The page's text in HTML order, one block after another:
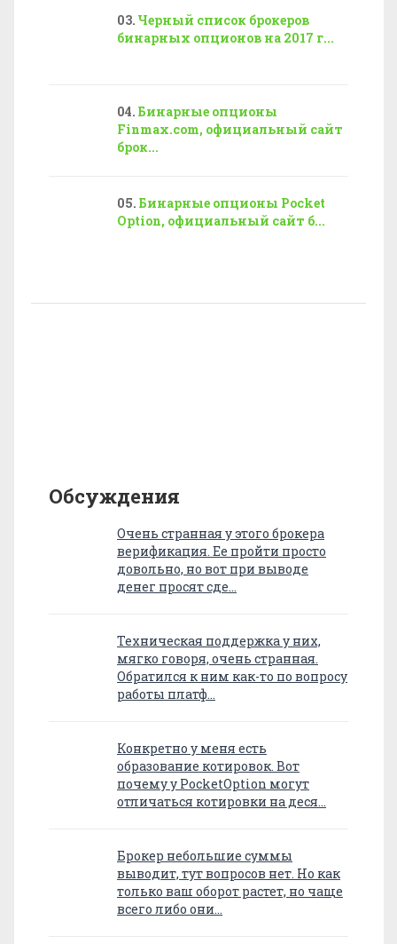
Черный список брокеров
бинарных опционов на 2017 г...
Бинарные опционы
Finmax.com, официальный сайт
брок...
Бинарные опционы Pocket
Option, официальный сайт б...
Обсуждения
Очень странная у этого брокера
верификация. Ее пройти просто
довольно, но вот при выводе
денег просят сде…
Техническая поддержка у них,
мягко говоря, очень странная.
Обратился к ним как-то по вопросу
работы платф…
Конкретно у меня есть
образование котировок. Вот
почему у PocketOption могут
отличаться котировки на деся…
Брокер небольшие суммы
выводит, тут вопросов нет. Но как
только ваш оборот растет, но чаще
всего либо они…